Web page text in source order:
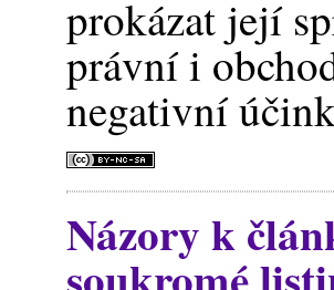
prokázat její
právní i
negativní
Názory k